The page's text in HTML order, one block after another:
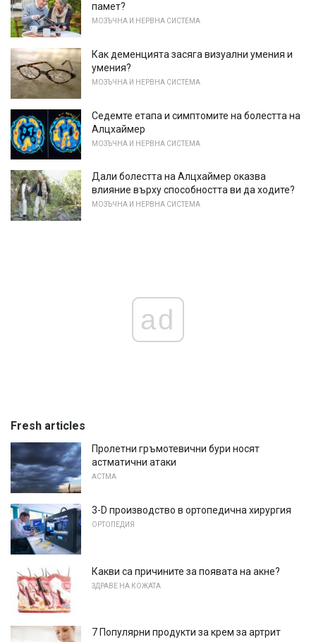
памет?
МОЗЪЧНА И НЕРВНА СИСТЕМА
Как деменцията засяга визуални умения и
умения?
МОЗЪЧНА И НЕРВНА СИСТЕМА
Седемте етапа и симптомите на болестта на
Алцхаймер
МОЗЪЧНА И НЕРВНА СИСТЕМА
Дали болестта на Алцхаймер оказва
влияние върху способността ви да ходите?
МОЗЪЧНА И НЕРВНА СИСТЕМА
ad
Fresh articles
Пролетни гръмотевични бури носят
астматични атаки
АСТМА
3-D производство в ортопедична хирургия
ОРТОПЕДИЯ
Какви са причините за появата на акне?
ЗДРАВЕ НА КОЖАТА
7 Популярни продукти за крем за артрит